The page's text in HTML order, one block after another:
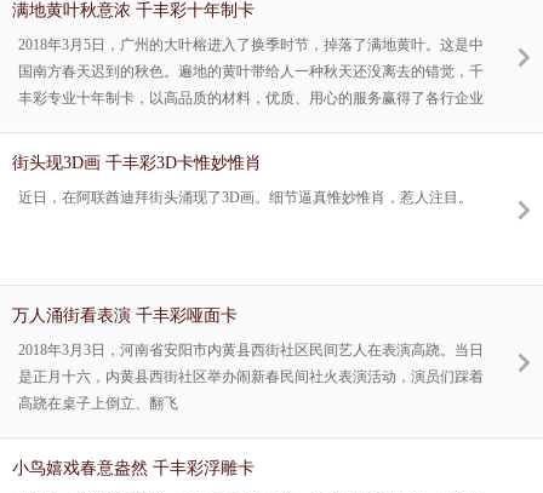
满地黄叶秋意浓 千丰彩十年制卡
2018年3月5日，广州的大叶榕进入了换季时节，掉落了满地黄叶。这是中
国南方春天迟到的秋色。遍地的黄叶带给人一种秋天还没离去的错觉，千
丰彩专业十年制卡，以高品质的材料，优质、用心的服务赢得了各行企业
街头现3D画 千丰彩3D卡惟妙惟肖
近日，在阿联酋迪拜街头涌现了3D画。细节逼真惟妙惟肖，惹人注目。
万人涌街看表演 千丰彩哑面卡
2018年3月3日，河南省安阳市内黄县西街社区民间艺人在表演高跷。当日
是正月十六，内黄县西街社区举办闹新春民间社火表演活动，演员们踩着
高跷在桌子上倒立、翻飞
小鸟嬉戏春意盎然 千丰彩浮雕卡